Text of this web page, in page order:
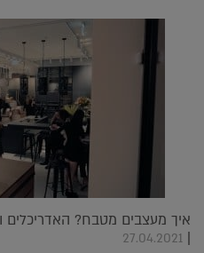
איך מעצבים מטבח? האדריכלים
|
27.04.2021